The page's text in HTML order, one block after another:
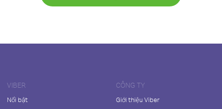
VIBER
Nổi bật
CÔNG TY
Giới thiệu Viber